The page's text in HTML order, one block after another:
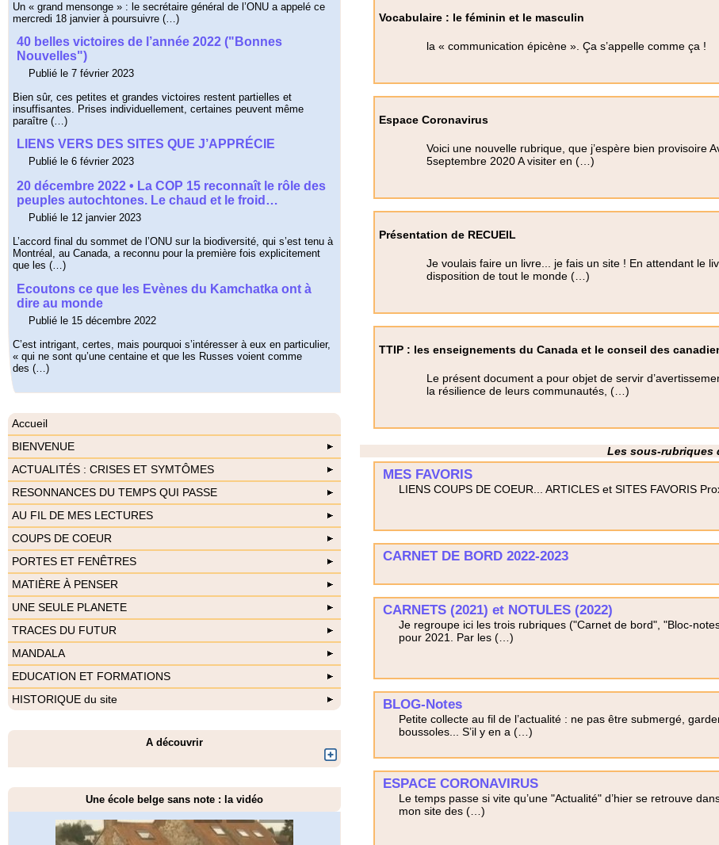
Vocabulaire : le féminin et le masculin
la « communication épicène ». Ça s’appelle comme ça !
Espace Coronavirus
Voici une nouvelle rubrique, que j’espère bien provisoire
5septembre 2020 A visiter en (…)
Présentation de RECUEIL
Je voulais faire un livre... je fais un site ! En attendant le
disposition de tout le monde (…)
TTIP : les enseignements du Canada et le conseil des
Le présent document a pour objet de servir
la résilience de leurs communautés, (…)
Les sous-rubriques
MES FAVORIS
LIENS COUPS DE COEUR... ARTICLES et SITES FAVORIS
CARNET DE BORD 2022-2023
CARNETS (2021) et NOTULES (2022)
Je regroupe ici les trois rubriques ("Carnet de bord", "Bloc-
pour 2021. Par les (…)
BLOG-Notes
Petite collecte au fil de l’actualité : ne pas être submergé,
boussoles... S’il y en a (…)
ESPACE CORONAVIRUS
Le temps passe si vite qu’une "Actualité" d’hier se retrouve
mon site des (…)
Un « grand mensonge » : le secrétaire général de l’ONU a appelé ce
mercredi 18 janvier à poursuivre (…)
40 belles victoires de l’année 2022 ("Bonnes
Nouvelles")
Publié le 7 février 2023
Bien sûr, ces petites et grandes victoires restent partielles et
insuffisantes. Prises individuellement, certaines peuvent même
paraître (…)
LIENS VERS DES SITES QUE J’APPRÉCIE
Publié le 6 février 2023
20 décembre 2022 • La COP 15 reconnaît le rôle des
peuples autochtones. Le chaud et le froid…
Publié le 12 janvier 2023
L’accord final du sommet de l’ONU sur la biodiversité, qui s’est tenu à
Montréal, au Canada, a reconnu pour la première fois explicitement
que les (…)
Ecoutons ce que les Evènes du Kamchatka ont à
dire au monde
Publié le 15 décembre 2022
C’est intrigant, certes, mais pourquoi s’intéresser à eux en particulier,
« qui ne sont qu’une centaine et que les Russes voient comme
des (…)
Accueil
BIENVENUE
ACTUALITÉS : CRISES ET SYMTÔMES
RESONNANCES DU TEMPS QUI PASSE
AU FIL DE MES LECTURES
COUPS DE COEUR
PORTES ET FENÊTRES
MATIÈRE À PENSER
UNE SEULE PLANETE
TRACES DU FUTUR
MANDALA
EDUCATION ET FORMATIONS
HISTORIQUE du site
A découvrir
Une école belge sans note : la vidéo